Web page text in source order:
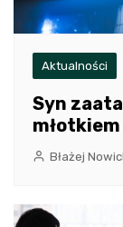
Aktualności
Syn
Błażej